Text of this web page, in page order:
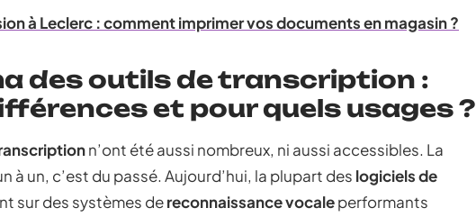
à Leclerc : comment imprimer vos documents en magasin ?
des outils de transcription :
et pour quels usages ?
n’ont été aussi nombreux, ni aussi accessibles. La
à un, c’est du passé. Aujourd’hui, la plupart des logiciels de
sur des systèmes dereconnaissance vocaleperformants